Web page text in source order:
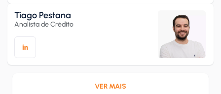
Tiago Pestana
Analista de Crédito
VER MAIS